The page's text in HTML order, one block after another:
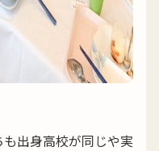
出身高校が同じや実